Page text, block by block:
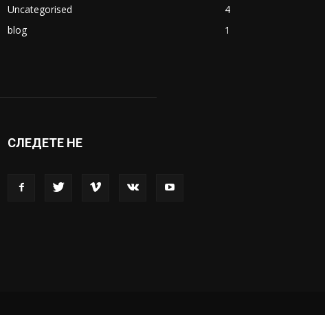
Uncategorised
4
blog
1
СЛЕДЕТЕ НЕ